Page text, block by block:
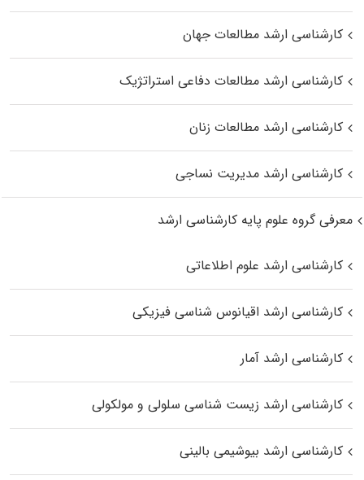
کارشناسی ارشد مطالعات جهان
کارشناسی ارشد مطالعات دفاعی استراتژیک
کارشناسی ارشد مطالعات زنان
کارشناسی ارشد مدیریت نساجی
معرفی گروه علوم پایه کارشناسی ارشد
کارشناسی ارشد علوم اطلاعاتی
کارشناسی ارشد اقیانوس‌ شناسی فیزیکی
کارشناسی ارشد آمار
کارشناسی ارشد زیست شناسی سلولی و مولکولی
کارشناسی ارشد بیوشیمی بالینی